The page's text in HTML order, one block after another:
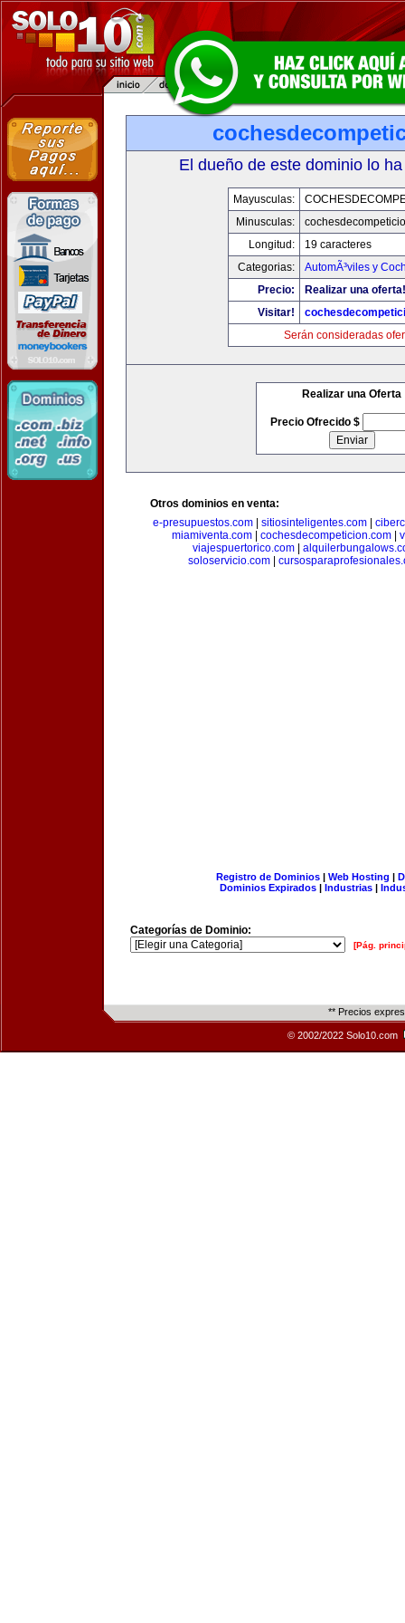
El dueño de este dominio lo
Mayusculas:
Minusculas:
Longitud:
19 caracteres
Categorias:
AutomÃ³viles y
Precio:
Realizar una oferta!
Visitar!
Serán consideradas
Realizar una Oferta
Precio Ofrecido $
Otros dominios en venta:
e-presupuestos.com
sitiosinteligentes.com
miamiventa.com
cochesdecompeticion.com
viajespuertorico.com|
soloservicio.com|
Registro de Dominios| Web Hosting |
Dominios Expirados | Industrias |
Categorías de Dominio:
[Pág.
** Precios
© 2002/2022 Solo10.com